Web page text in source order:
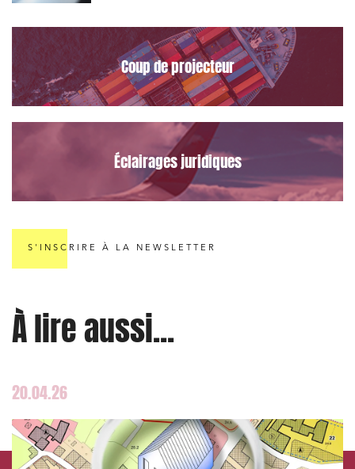
Coup de projecteur
Éclairages juridiques
S'INSCRIRE À LA NEWSLETTER
À lire aussi...
20.04.26
Relations commerciales et contrats
Associations et acteurs de l’économie sociale et
solidaire
Immobilier et habitat
Entreprises du numérique
Mobilité et transport
Relations sociales et droit du travail
Commande publique
Environnement
Urbanisme et aménagement